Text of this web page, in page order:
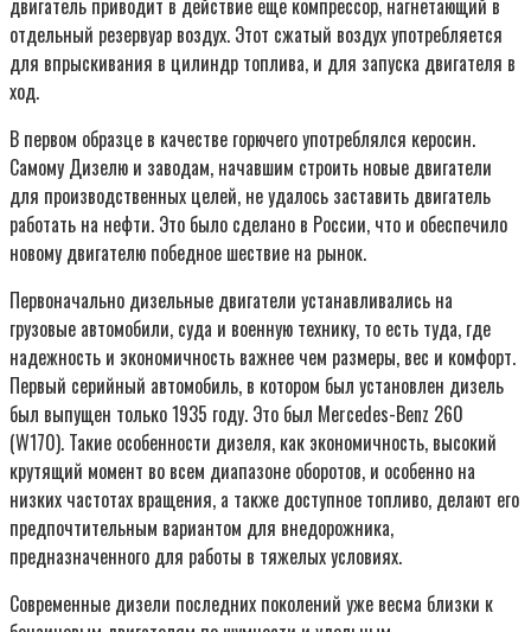
отдельный резервуар воздух. Этот сжатый воздух употребляется
для впрыскивания в цилиндр топлива, и для запуска двигателя в
ход.
В первом образце в качестве горючего употреблялся керосин.
Самому Дизелю и заводам, начавшим строить новые двигатели
для производственных целей, не удалось заставить двигатель
работать на нефти. Это было сделано в России, что и обеспечило
новому двигателю победное шествие на рынок.
Первоначально дизельные двигатели устанавливались на
грузовые автомобили, суда и военную технику, то есть туда, где
надежность и экономичность важнее чем размеры, вес и комфорт.
Первый серийный автомобиль, в котором был установлен дизель
был выпущен только 1935 году. Это был Mercedes-Benz 260
(W170). Такие особенности дизеля, как экономичность, высокий
крутящий момент во всем диапазоне оборотов, и особенно на
низких частотах вращения, а также доступное топливо, делают его
предпочтительным вариантом для внедорожника,
предназначенного для работы в тяжелых условиях.
Современные дизели последних поколений уже весма близки к